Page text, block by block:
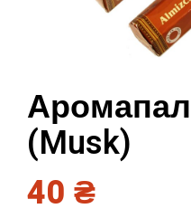
(Musk)
40₴